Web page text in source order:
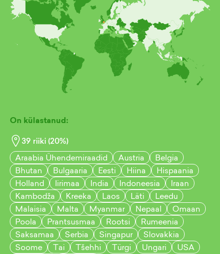
On külastanud:
39 riiki (20%)
Araabia Ühendemiraadid
Austria
Belgia
Bhutan
Bulgaaria Eesti Hiina
Hispaania
Holland
Iirimaa India Indoneesia
Iraan
Kambodža
Kreeka Laos Läti
Leedu
Malaisia
Malta Myanmar Nepaal
Omaan
Poola
Prantsusmaa Rootsi
Rumeenia
Saksamaa
Serbia Singapur
Slovakkia
Soome
Tai Tšehhi Türgi Ungari
USA